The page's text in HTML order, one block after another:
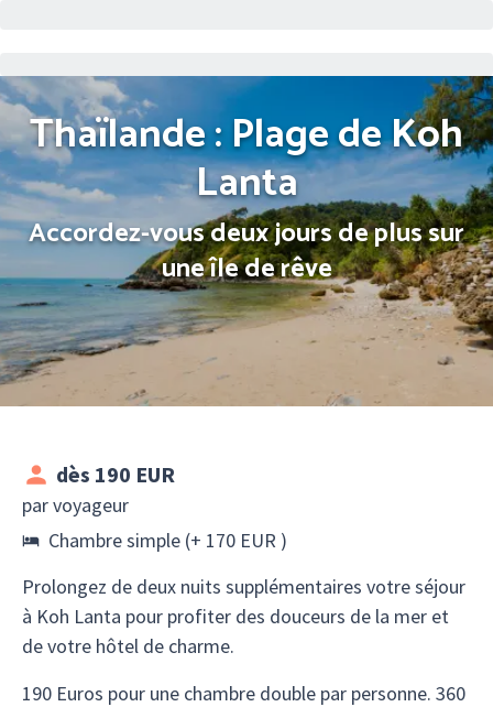
Thaïlande : Plage de Koh
Lanta
Accordez-vous deux jours de plus sur
une île de rêve
dès 190 EUR
par voyageur
Chambre simple (+ 170 EUR )
Prolongez de deux nuits supplémentaires votre séjour
à Koh Lanta pour profiter des douceurs de la mer et
de votre hôtel de charme.
190 Euros pour une chambre double par personne. 360